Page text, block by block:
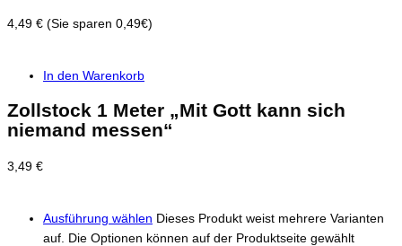
4,49 € (Sie sparen 0,49€)
In den Warenkorb
Zollstock 1 Meter „Mit Gott kann sich
niemand messen“
3,49 €
Ausführung wählen Dieses Produkt weist mehrere Varianten
auf. Die Optionen können auf der Produktseite gewählt